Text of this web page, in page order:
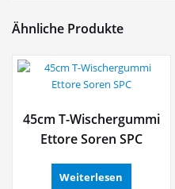
Ähnliche Produkte
45cm T-Wischergummi
Ettore Soren SPC
Weiterlesen